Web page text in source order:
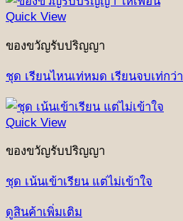
Quick View
ของขวัญรับปริญญา
ชุด เรียนไหนเท่หมด เรียนจบเท่กว่า
Quick View
ของขวัญรับปริญญา
ชุด เน้นเข้าเรียน แต่ไม่เข้าใจ
ดูสินค้าเพิ่มเติม